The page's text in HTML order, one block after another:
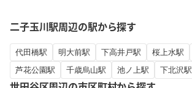
二子玉川駅周辺の駅から探す
代田橋駅 明大前駅 下高井戸駅 桜上水駅
芦花公園駅
千歳烏山駅 池ノ上駅 下北沢駅